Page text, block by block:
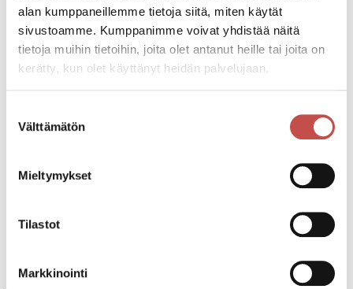
alan kumppaneillemme tietoja siitä, miten käytät
sivustoamme. Kumppanimme voivat yhdistää näitä
tietoja muihin tietoihin, joita olet antanut heille tai joita on
kerätty, kun olet käyttänyt heidän palvelujaan.
valinta
Välttämätön
Mieltymykset
Tilastot
Markkinointi
Kaikki ajankohtaiset
Facebook
Linkedin
URL